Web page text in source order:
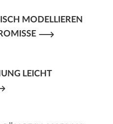
MODELLIEREN
LEICHT